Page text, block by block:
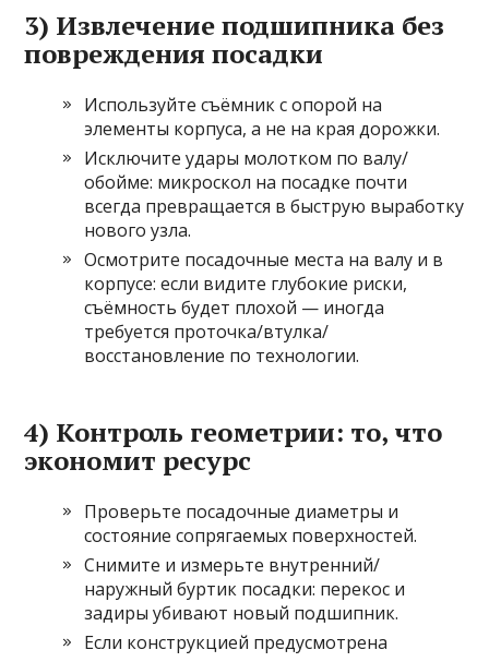
3) Извлечение подшипника без
повреждения посадки
Используйте съёмник с опорой на
элементы корпуса, а не на края дорожки.
Исключите удары молотком по валу/
обойме: микроскол на посадке почти
всегда превращается в быструю выработку
нового узла.
Осмотрите посадочные места на валу и в
корпусе: если видите глубокие риски,
съёмность будет плохой — иногда
требуется проточка/втулка/
восстановление по технологии.
4) Контроль геометрии: то, что
экономит ресурс
Проверьте посадочные диаметры и
состояние сопрягаемых поверхностей.
Снимите и измерьте внутренний/
наружный буртик посадки: перекос и
задиры убивают новый подшипник.
Если конструкцией предусмотрена